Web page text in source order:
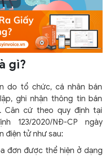
gì?
do tổ chức, cá nhân bán
ghi nhận thông tin bán
Căn cứ theo quy định tại
123/2020/NĐ-CP ngày
điện tử như sau:
đơn được thể hiện ở dạng